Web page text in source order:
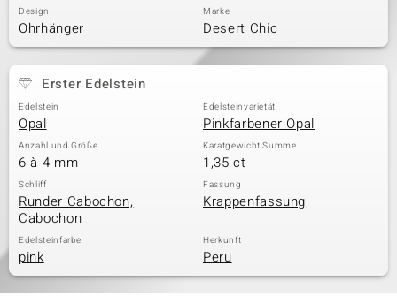
Design
Ohrhänger
Marke
Desert Chic
Erster Edelstein
Edelstein
Opal
Edelsteinvarietät
Pinkfarbener Opal
Anzahl und Größe
6 à 4 mm
Karatgewicht Summe
1,35 ct
Schliff
Runder Cabochon,
Cabochon
Fassung
Krappenfassung
Edelsteinfarbe
pink
Herkunft
Peru